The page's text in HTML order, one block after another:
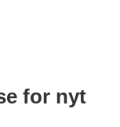
for nyt